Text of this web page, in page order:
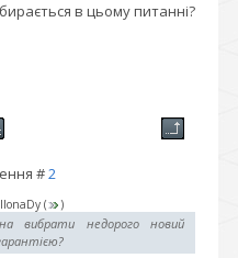
в цьому питанні?
#2
IlonaDy ( )
вибрати недорого новий